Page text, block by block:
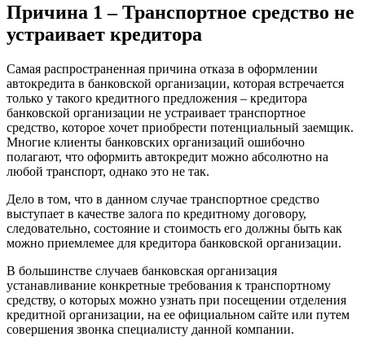
Причина 1 – Транспортное средство не
устраивает кредитора
Самая распространенная причина отказа в оформлении
автокредита в банковской организации, которая встречается
только у такого кредитного предложения – кредитора
банковской организации не устраивает транспортное
средство, которое хочет приобрести потенциальный заемщик.
Многие клиенты банковских организаций ошибочно
полагают, что оформить автокредит можно абсолютно на
любой транспорт, однако это не так.
Дело в том, что в данном случае транспортное средство
выступает в качестве залога по кредитному договору,
следовательно, состояние и стоимость его должны быть как
можно приемлемее для кредитора банковской организации.
В большинстве случаев банковская организация
устанавливание конкретные требования к транспортному
средству, о которых можно узнать при посещении отделения
кредитной организации, на ее официальном сайте или путем
совершения звонка специалисту данной компании.